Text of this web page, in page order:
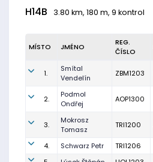
H14B 3.80 km, 180 m, 9 kontrol
MÍSTO JMÉNO
REG.
ČÍSLO
1.
Smítal
Vendelín
ZBM1203
2.
Podmol
Ondřej
AOP1300
3.
Mokrosz
Tomasz
TRI1200
4. Schwarz Petr TRI1206